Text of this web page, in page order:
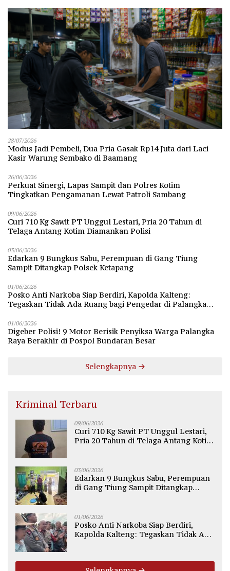
28/07/2026
Modus Jadi Pembeli, Dua Pria Gasak Rp14 Juta dari Laci
Kasir Warung Sembako di Baamang
26/06/2026
Perkuat Sinergi, Lapas Sampit dan Polres Kotim
Tingkatkan Pengamanan Lewat Patroli Sambang
09/06/2026
Curi 710 Kg Sawit PT Unggul Lestari, Pria 20 Tahun di
Telaga Antang Kotim Diamankan Polisi
03/06/2026
Edarkan 9 Bungkus Sabu, Perempuan di Gang Tiung
Sampit Ditangkap Polsek Ketapang
01/06/2026
Posko Anti Narkoba Siap Berdiri, Kapolda Kalteng:
Tegaskan Tidak Ada Ruang bagi Pengedar di Palangka
01/06/2026
Digeber Polisi! 9 Motor Berisik Penyiksa Warga Palangka
Raya Berakhir di Pospol Bundaran Besar
Selengkapnya
Kriminal Terbaru
09/06/2026
Curi 710 Kg Sawit PT Unggul Lestari,
Pria 20 Tahun di Telaga Antang Kotim
03/06/2026
Edarkan 9 Bungkus Sabu, Perempuan
di Gang Tiung Sampit Ditangkap
01/06/2026
Posko Anti Narkoba Siap Berdiri,
Kapolda Kalteng: Tegaskan Tidak Ada